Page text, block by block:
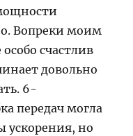
Вопреки моим
счастлив
довольно
6-
передач могла
ускорения, но